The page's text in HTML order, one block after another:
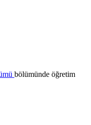
bölümünde öğretim